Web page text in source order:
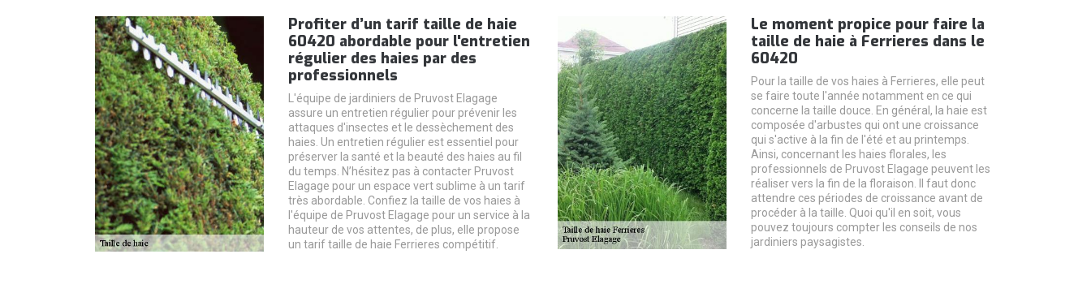
Profiter d’un tarif taille de haie
60420 abordable pour l'entretien
régulier des haies par des
professionnels
L'équipe de jardiniers de Pruvost Elagage
assure un entretien régulier pour prévenir les
attaques d'insectes et le dessèchement des
haies. Un entretien régulier est essentiel pour
préserver la santé et la beauté des haies au fil
du temps. N’hésitez pas à contacter Pruvost
Elagage pour un espace vert sublime à un tarif
très abordable. Confiez la taille de vos haies à
l'équipe de Pruvost Elagage pour un service à la
hauteur de vos attentes, de plus, elle propose
un tarif taille de haie Ferrieres compétitif.
Le moment propice pour faire la
taille de haie à Ferrieres dans le
60420
Pour la taille de vos haies à Ferrieres, elle peut
se faire toute l'année notamment en ce qui
concerne la taille douce. En général, la haie est
composée d'arbustes qui ont une croissance
qui s'active à la fin de l'été et au printemps.
Ainsi, concernant les haies florales, les
professionnels de Pruvost Elagage peuvent les
réaliser vers la fin de la floraison. Il faut donc
attendre ces périodes de croissance avant de
procéder à la taille. Quoi qu'il en soit, vous
pouvez toujours compter les conseils de nos
jardiniers paysagistes.